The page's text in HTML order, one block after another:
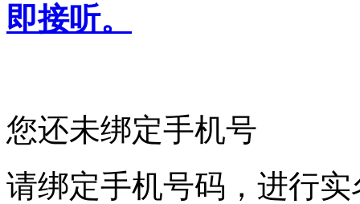
即接听。
您还未绑定手机号
请绑定手机号码，进行